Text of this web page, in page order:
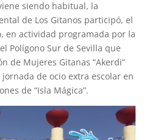
siendo habitual, la
de Los Gitanos participó, el
en actividad programada por la
Polígono Sur de Sevilla que
de Mujeres Gitanas “Akerdi”
de ocio extra escolar en
de “Isla Mágica”.